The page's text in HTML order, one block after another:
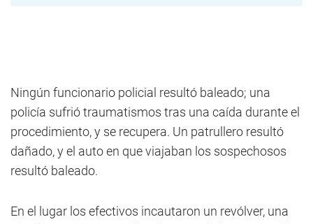
Ningún funcionario policial resultó baleado; una
policía sufrió traumatismos tras una caída durante el
procedimiento, y se recupera. Un patrullero resultó
dañado, y el auto en que viajaban los sospechosos
resultó baleado.
En el lugar los efectivos incautaron un revólver, una